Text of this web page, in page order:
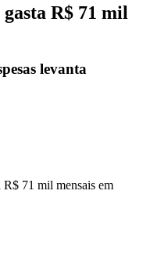
R$ 71 mil
levanta